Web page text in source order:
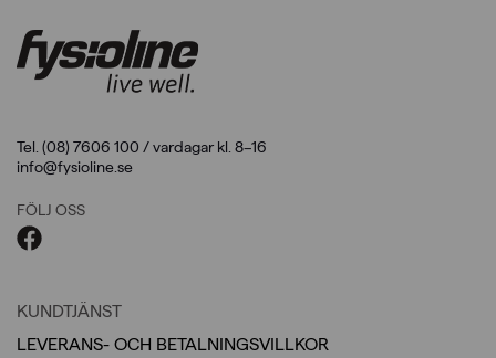
Tel. (08) 7606 100 / vardagar kl. 8–16
info@fysioline.se
FÖLJ OSS
KUNDTJÄNST
LEVERANS- OCH BETALNINGSVILLKOR